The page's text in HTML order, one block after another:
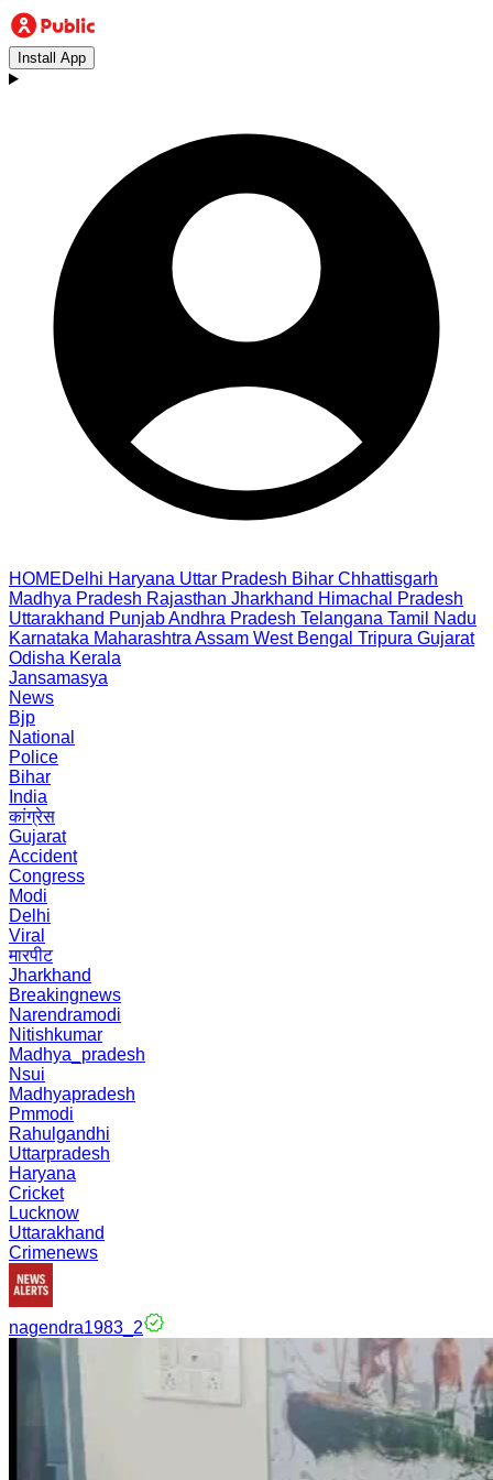
Install App
HOMEDelhi Haryana Uttar Pradesh Bihar Chhattisgarh
Madhya Pradesh Rajasthan Jharkhand Himachal Pradesh
Uttarakhand PunjabAndhra Pradesh Telangana Tamil Nadu
Karnataka Maharashtra Assam West Bengal Tripura Gujarat
Odisha Kerala
Jansamasya
News
Bjp
National
Police
Bihar
India
कांग्रेस
Gujarat
Accident
Congress
Modi
Delhi
Viral
मारपीट
Jharkhand
Breakingnews
Narendramodi
Nitishkumar
Madhya_pradesh
Nsui
Madhyapradesh
Pmmodi
Rahulgandhi
Uttarpradesh
Haryana
Cricket
Lucknow
Uttarakhand
Crimenews
nagendra1983_2